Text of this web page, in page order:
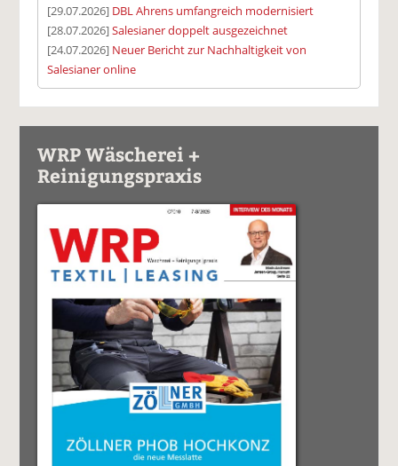
[29.07.2026] DBL Ahrens umfangreich modernisiert
[28.07.2026]Salesianer doppelt ausgezeichnet
[24.07.2026] Neuer Bericht zur Nachhaltigkeit von
Salesianer online
WRP Wäscherei +
Reinigungspraxis